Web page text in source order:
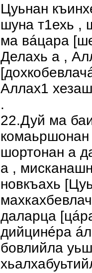
Цуьнан
шуна т1ехь ,
ма вáцара
Делахь а ,
Аллах1
.
22.Дуй ма
шортонан а
а ,
новкъахь
даларца
дийцинéра
бовлийла